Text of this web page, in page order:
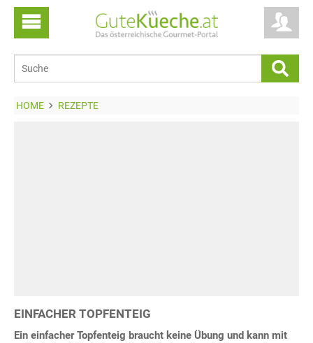
HOME REZEPTE
EINFACHER TOPFENTEIG
Ein einfacher Topfenteig braucht keine Übung und kann mit